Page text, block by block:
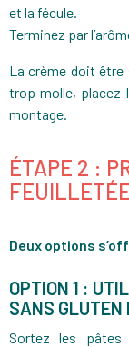
et la fécule.
Terminez par
La crème doit être
trop molle, placez-
montage.
ÉTAPE 2 :
Deux options
OPTION 1 :
SANS GLUTEN
Sortez les pâtes